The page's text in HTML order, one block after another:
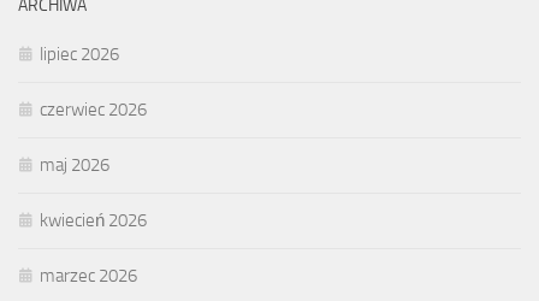
ARCHIWA
lipiec 2026
czerwiec 2026
maj 2026
kwiecień 2026
marzec 2026